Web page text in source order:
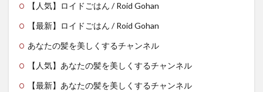
【人気】ロイドごはん / Roid Gohan
【最新】ロイドごはん / Roid Gohan
あなたの髪を美しくするチャンネル
【人気】あなたの髪を美しくするチャンネル
【最新】あなたの髪を美しくするチャンネル